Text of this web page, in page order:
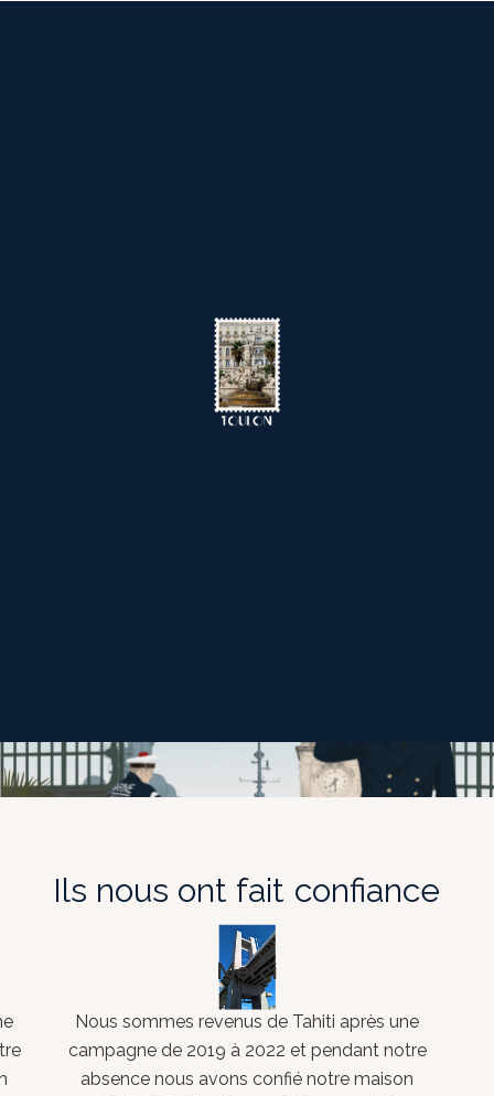
Ils nous ont fait confiance
Merci
Nous sommes revenus de Tahiti après une
campagne de 2019 à 2022 et pendant notre
absence nous avons confié notre maison